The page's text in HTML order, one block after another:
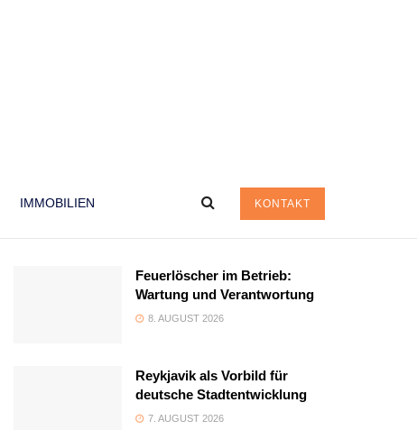
IMMOBILIEN KONTAKT
Feuerlöscher im Betrieb:
Wartung und Verantwortung
8. AUGUST 2026
Reykjavik als Vorbild für
deutsche Stadtentwicklung
7. AUGUST 2026